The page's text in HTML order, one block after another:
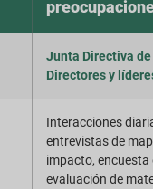
Junta Directiva
Directores y
Interacciones
entrevistas de
impacto, encuesta
evaluación de